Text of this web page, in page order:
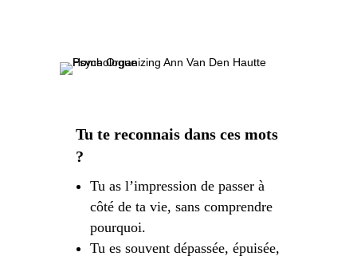
Tu te reconnais dans ces mots
?
Tu as l’impression de passer à
côté de ta vie, sans comprendre
pourquoi.
Tu es souvent dépassée, épuisée,